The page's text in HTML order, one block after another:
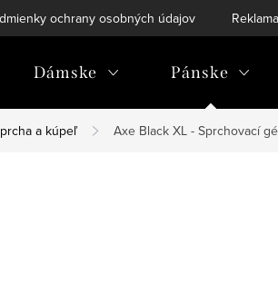
ochrany osobných údajov
Dámske Pánske
a kúpeľ Axe Black XL - Sprchovací